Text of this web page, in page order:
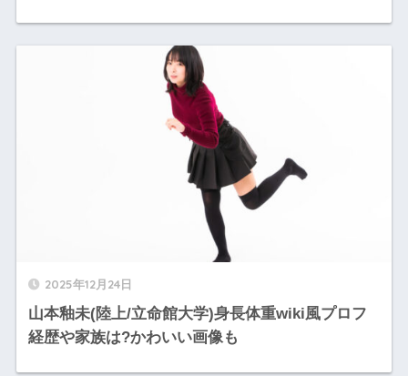
2025年12月24日
山本釉未(陸上/立命館大学)身長体重wiki風プロフ
経歴や家族は?かわいい画像も